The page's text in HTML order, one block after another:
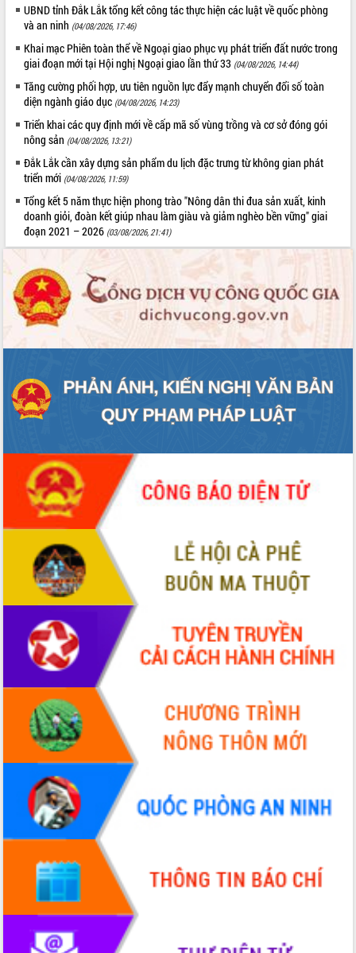
UBND tỉnh Đắk Lắk tổng kết công tác thực hiện các luật về quốc phòng
và an ninh (04/08/2026, 17:46)
Khai mạc Phiên toàn thể về Ngoại giao phục vụ phát triển đất nước trong
giai đoạn mới tại Hội nghị Ngoại giao lần thứ 33 (04/08/2026, 14:44)
Tăng cường phối hợp, ưu tiên nguồn lực đẩy mạnh chuyển đổi số toàn
diện ngành giáo dục (04/08/2026, 14:23)
Triển khai các quy định mới về cấp mã số vùng trồng và cơ sở đóng gói
nông sản (04/08/2026, 13:21)
Đắk Lắk cần xây dựng sản phẩm du lịch đặc trưng từ không gian phát
triển mới (04/08/2026, 11:59)
Tổng kết 5 năm thực hiện phong trào "Nông dân thi đua sản xuất, kinh
doanh giỏi, đoàn kết giúp nhau làm giàu và giảm nghèo bền vững" giai
đoạn 2021 – 2026 (03/08/2026, 21:41)